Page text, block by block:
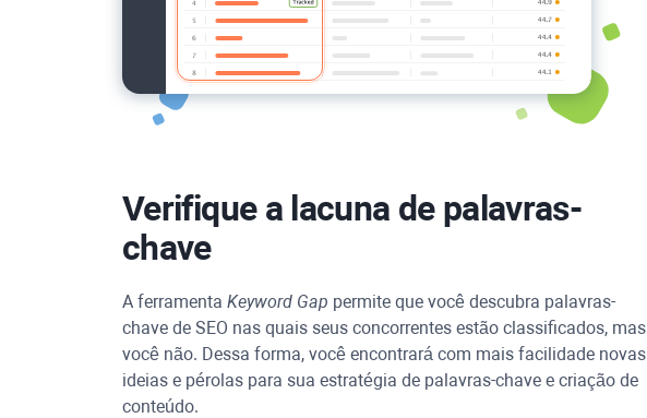
Verifique a lacuna de palavras-
chave
A ferramenta Keyword Gap permite que você descubra palavras-
chave de SEO nas quais seus concorrentes estão classificados, mas
você não. Dessa forma, você encontrará com mais facilidade novas
ideias e pérolas para sua estratégia de palavras-chave e criação de
conteúdo.